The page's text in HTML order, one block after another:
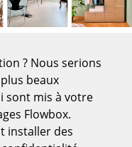
? Nous serions
beaux
sont mis à votre
Flowbox.
installer des